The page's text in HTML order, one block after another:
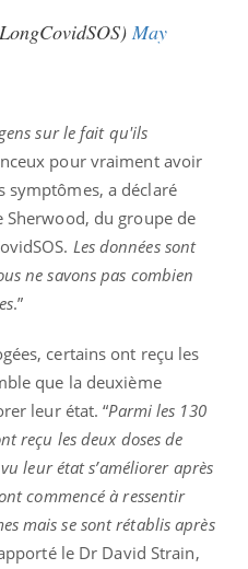
May
sur le fait qu'ils
pour vraiment avoir
symptômes, a déclaré
du groupe de
Les données sont
ne savons pas combien
.”
certains ont reçu les
que la deuxième
leur état. “Parmi les 130
reçu les deux doses de
leur état s’améliorer après
commencé à ressentir
mais se sont rétablis après
le Dr David Strain,